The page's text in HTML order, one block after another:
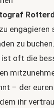
engagieren
zu
ist oft die
– der
ihr